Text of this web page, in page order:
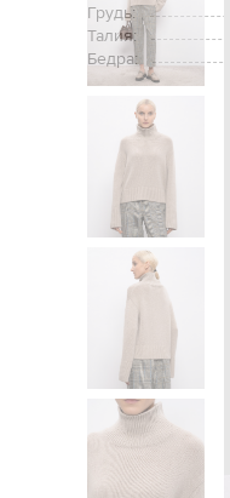
Грудь:
Талия:
Бедра: